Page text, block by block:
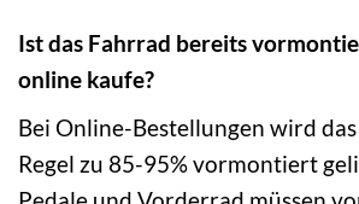
Ist das Fahrrad bereits
online kaufe?
Bei Online-Bestellungen wird
Regel zu 85-95% vormontiert